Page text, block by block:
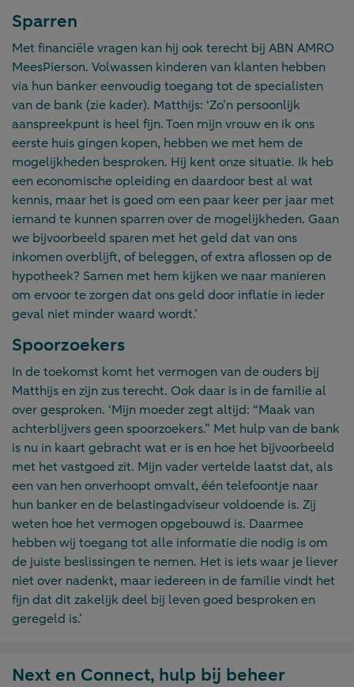
Sparren
Met financiële vragen kan hij ook terecht bij ABN AMRO
MeesPierson. Volwassen kinderen van klanten hebben
via hun banker eenvoudig toegang tot de specialisten
van de bank (zie kader). Matthijs: ‘Zo’n persoonlijk
aanspreekpunt is heel fijn. Toen mijn vrouw en ik ons
eerste huis gingen kopen, hebben we met hem de
mogelijkheden besproken. Hij kent onze situatie. Ik heb
een economische opleiding en daardoor best al wat
kennis, maar het is goed om een paar keer per jaar met
iemand te kunnen sparren over de mogelijkheden. Gaan
we bijvoorbeeld sparen met het geld dat van ons
inkomen overblijft, of beleggen, of extra aflossen op de
hypotheek? Samen met hem kijken we naar manieren
om ervoor te zorgen dat ons geld door inflatie in ieder
geval niet minder waard wordt.’
Spoorzoekers
In de toekomst komt het vermogen van de ouders bij
Matthijs en zijn zus terecht. Ook daar is in de familie al
over gesproken. ‘Mijn moeder zegt altijd: “Maak van
achterblijvers geen spoorzoekers.” Met hulp van de bank
is nu in kaart gebracht wat er is en hoe het bijvoorbeeld
met het vastgoed zit. Mijn vader vertelde laatst dat, als
een van hen onverhoopt omvalt, één telefoontje naar
hun banker en de belastingadviseur voldoende is. Zij
weten hoe het vermogen opgebouwd is. Daarmee
hebben wij toegang tot alle informatie die nodig is om
de juiste beslissingen te nemen. Het is iets waar je liever
niet over nadenkt, maar iedereen in de familie vindt het
fijn dat dit zakelijk deel bij leven goed besproken en
geregeld is.’
Next en Connect, hulp bij beheer